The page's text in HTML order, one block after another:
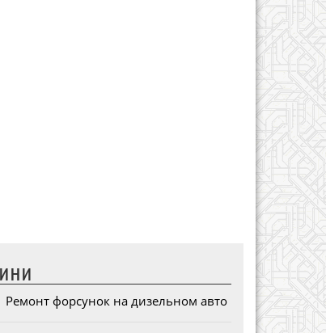
Ремонт форсунок на дизельном авто